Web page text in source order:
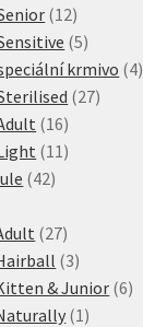
1212
produktů
55
produktů
krmivo 44
2727
1616
produktů
11 11
4242
2727
produktů
33
produkty
& Junior 66
1 1